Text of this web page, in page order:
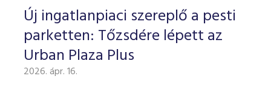
Új ingatlanpiaci szereplő a pesti
parketten: Tőzsdére lépett az
Urban Plaza Plus
2026. ápr. 16.